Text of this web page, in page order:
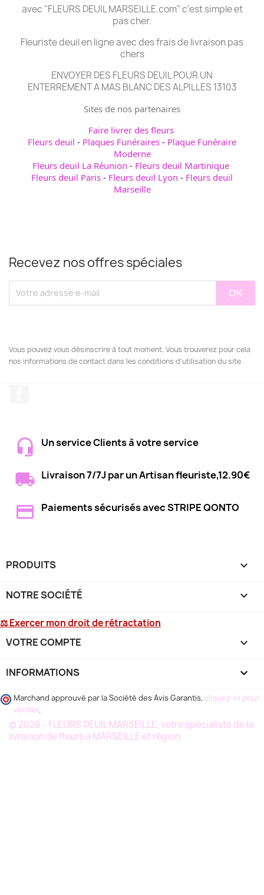
avec "FLEURS DEUIL MARSEILLE.com" c'est simple et
pas cher.
Fleuriste deuil en ligne avec des frais de livraison pas
chers
ENVOYER DES FLEURS DEUIL POUR UN
ENTERREMENT A MAS BLANC DES ALPILLES 13103
Sites de nos partenaires
Faire livrer des fleurs
Fleurs deuil - Plaques Funéraires - Plaque Funéraire
Moderne
Fleurs deuil La Réunion - Fleurs deuil Martinique
Fleurs deuil Paris - Fleurs deuil Lyon - Fleurs deuil
Marseille
Recevez nos offres spéciales
Vous pouvez vous désinscrire à tout moment. Vous trouverez pour cela
nos informations de contact dans les conditions d'utilisation du site.
Un service Clients à votre service
Livraison 7/7J par un Artisan fleuriste,12.90€
Paiements sécurisés avec STRIPE QONTO
PRODUITS 
NOTRE SOCIÉTÉ 
⚖ Exercer mon droit de rétractation
VOTRE COMPTE 
INFORMATIONS keyboard_arrow_down
Marchand approuvé par la Société des Avis Garantis, cliquez ici pour
vérifier.
© 2026 - FLEURS DEUIL MARSEILLE, votre spécialiste de la
livraison de fleurs à MARSEILLE et région